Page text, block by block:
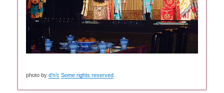
photo byd’n’c Some rights reserved